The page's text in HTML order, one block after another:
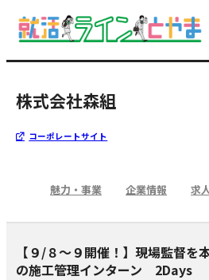
株式会社森組
コーポレートサイト
魅力・事業 企業情報 求
【９/８～９開催！】現場監督を
の施工管理インターン 2Days